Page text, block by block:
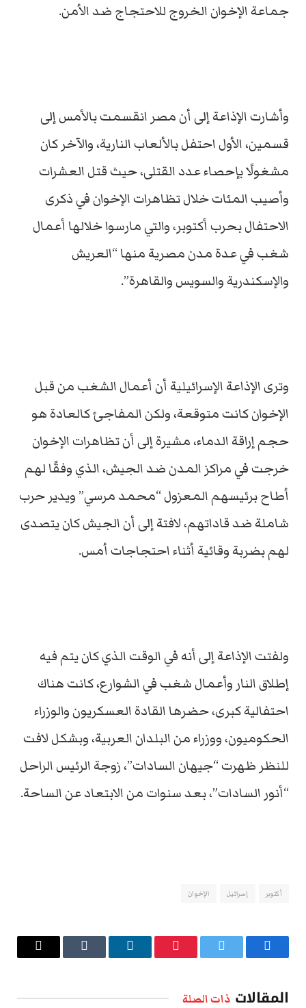
جماعة الإخوان الخروج للاحتجاج ضد الأمن.
وأشارت الإذاعة إلى أن مصر انقسمت بالأمس إلى
قسمين، الأول احتفل بالألعاب النارية، والآخر كان
مشغولًا بإحصاء عدد القتلى، حيث قتل العشرات
وأصيب المئات خلال تظاهرات الإخوان في ذكرى
الاحتفال بحرب أكتوبر، والتي مارسوا خلالها أعمال
شغب في عدة مدن مصرية منها “العريش
والإسكندرية والسويس والقاهرة”.
وترى الإذاعة الإسرائيلية أن أعمال الشغب من قبل
الإخوان كانت متوقعة، ولكن المفاجئ كالعادة هو
حجم إراقة الدماء، مشيرة إلى أن تظاهرات الإخوان
خرجت في مراكز المدن ضد الجيش، الذي وفقًا لهم
أطاح برئيسهم المعزول “محمد مرسي” ويدير حرب
شاملة ضد قاداتهم، لافتة إلى أن الجيش كان يتصدى
لهم بضربة وقائية أثناء احتجاجات أمس.
ولفتت الإذاعة إلى أنه في الوقت الذي كان يتم فيه
إطلاق النار وأعمال شغب في الشوارع، كانت هناك
احتفالية كبرى، حضرها القادة العسكريون والوزراء
الحكوميون، ووزراء من البلدان العربية، وبشكل لافت
للنظر ظهرت “جيهان السادات”، زوجة الرئيس الراحل
“أنور السادات”، بعد سنوات من الابتعاد عن الساحة.
أكتوبر إسرائيل الإخوان
فيسبوك تويتر بينتيريستلينكدإن Tumblr
البريد
المقالات ذات الصلة